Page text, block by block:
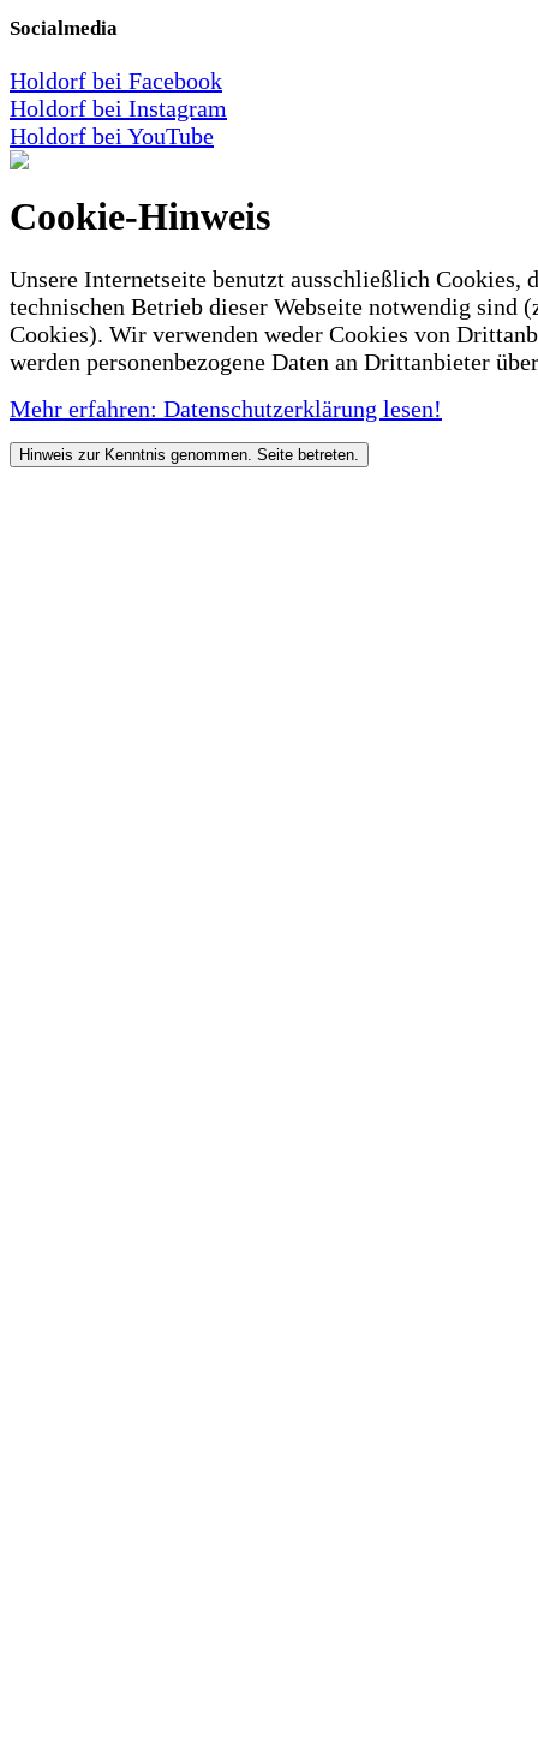
Socialmedia
Holdorf bei Facebook
Holdorf bei Instagram
Holdorf bei YouTube
Cookie-Hinweis
Unsere Internetseite benutzt ausschließlich Cookies,
technischen Betrieb dieser Webseite notwendig sind
Cookies). Wir verwenden weder Cookies von
werden personenbezogene Daten an Drittanbieter
Mehr erfahren: Datenschutzerklärung lesen!
Hinweis zur Kenntnis genommen. Seite betreten.